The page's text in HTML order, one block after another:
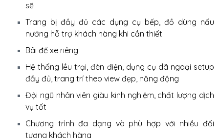
sẽ
Trang bị đầy đủ các dụng cụ bếp, đồ dùng nấu
nướng hỗ trợ khách hàng khi cần thiết
Bãi để xe riêng
Hệ thống lều trại, đèn điện, dụng cụ dã ngoại setup
đầy đủ, trang trí theo view đẹp, năng động
Đội ngũ nhân viên giàu kinh nghiệm, chất lượng dịch
vụ tốt
Chương trình đa dạng và phù hợp với nhiều đối
tượng khách hàng